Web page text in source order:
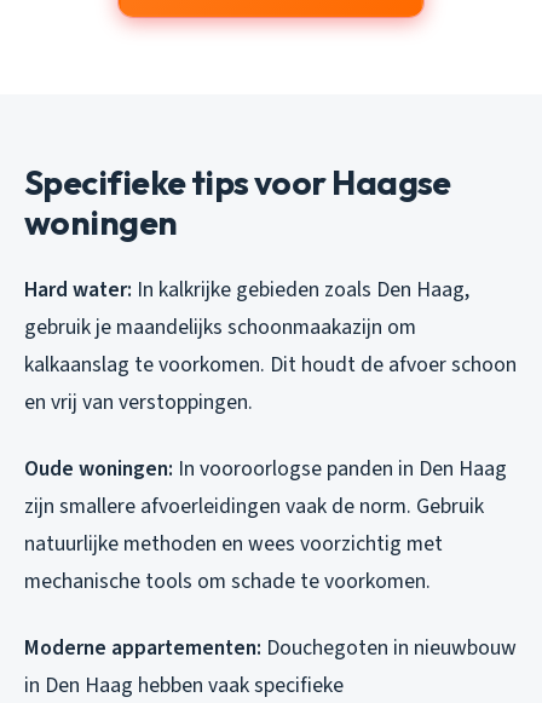
Specifieke tips voor Haagse
woningen
Hard water: In kalkrijke gebieden zoals Den Haag,
gebruik je maandelijks schoonmaakazijn om
kalkaanslag te voorkomen. Dit houdt de afvoer schoon
en vrij van verstoppingen.
Oude woningen: In vooroorlogse panden in Den Haag
zijn smallere afvoerleidingen vaak de norm. Gebruik
natuurlijke methoden en wees voorzichtig met
mechanische tools om schade te voorkomen.
Moderne appartementen: Douchegoten in nieuwbouw
in Den Haag hebben vaak specifieke